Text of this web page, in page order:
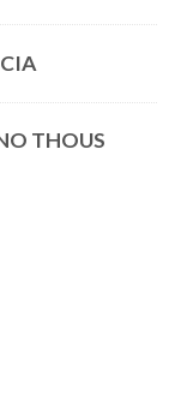
THOUS